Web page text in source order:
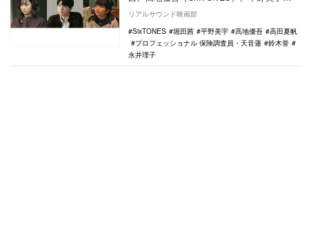
高田夏帆、鈴木誉、永井理子らがゲスト出
演する。平…
リアルサウンド映画部
SixTONES
堀田茜 平野美宇 髙地優吾
高田夏帆
プロフェッショナル 保険調査員・天音蓮
鈴木誉
永井理子